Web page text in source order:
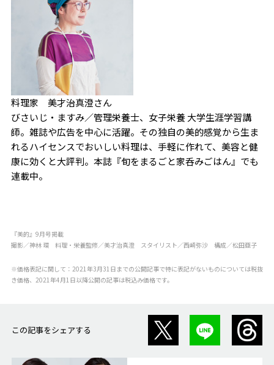
料理家 美才治真澄さん
びさいじ・ますみ／管理栄養士、女子栄養 大学生涯学習講
師。雑誌や広告を中心に活躍。その独自の美的感覚から生ま
れるハイセンスでおいしい料理は、手軽に作れて、美容と健
康に効くと大評判。本誌『旬をまるごと家呑みごはん』でも
連載中。
『美的』9月号掲載
撮影／神林 環 料理・栄養監修／美才治真澄 スタイリスト／西崎弥沙 構成／松田亜子
※価格表記に関して：2021年3月31日までの公開記事で特に表記がないものについては税抜
き価格、2021年4月1日以降公開の記事は税込み価格です。
この記事をシェアする